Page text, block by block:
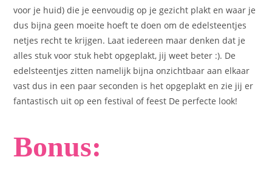
voor je huid) die je eenvoudig op je gezicht plakt en waar je
dus bijna geen moeite hoeft te doen om de edelsteentjes
netjes recht te krijgen. Laat iedereen maar denken dat je
alles stuk voor stuk hebt opgeplakt, jij weet beter :). De
edelsteentjes zitten namelijk bijna onzichtbaar aan elkaar
vast dus in een paar seconden is het opgeplakt en zie jij er
fantastisch uit op een festival of feest De perfecte look!
Bonus: